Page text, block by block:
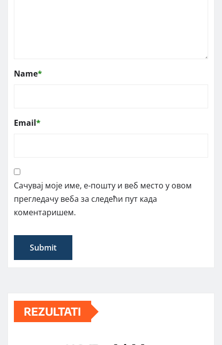
Name*
Email*
Сачувај моје име, е-пошту и веб место у овом
прегледачу веба за следећи пут када
коментаришем.
REZULTATI